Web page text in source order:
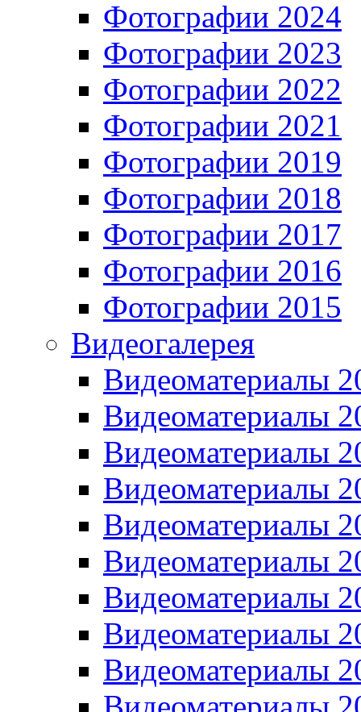
Фотографии 2024
Фотографии 2023
Фотографии 2022
Фотографии 2021
Фотографии 2019
Фотографии 2018
Фотографии 2017
Фотографии 2016
Фотографии 2015
Видеогалерея
Видеоматериалы
Видеоматериалы
Видеоматериалы
Видеоматериалы
Видеоматериалы
Видеоматериалы
Видеоматериалы
Видеоматериалы
Видеоматериалы